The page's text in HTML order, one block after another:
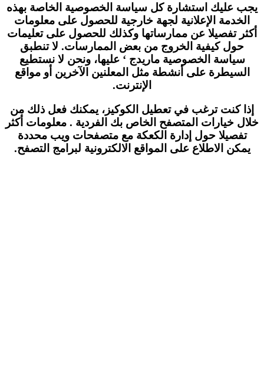
يجب عليك استشارة كل سياسة الخصوصية الخاصة بهذه
الخدمة الإعلانية لجهة خارجية للحصول على معلومات
أكثر تفصيلا عن ممارساتها وكذلك للحصول على تعليمات
حول كيفية الخروج من بعض الممارسات. لا تنطبق
سياسة الخصوصية ماريدج ‘ عليها، ونحن لا نستطيع
السيطرة على أنشطة مثل المعلنين الآخرين أو مواقع
الإنترنت.
إذا كنت ترغب في تعطيل الكوكيز، يمكنك فعل ذلك من
خلال خيارات المتصفح الخاص بك الفردية . معلومات أكثر
تفصيلا حول إدارة الكعكة مع متصفحات ويب محددة
يمكن الاطلاع على المواقع الالكترونية لبرامج التصفح.